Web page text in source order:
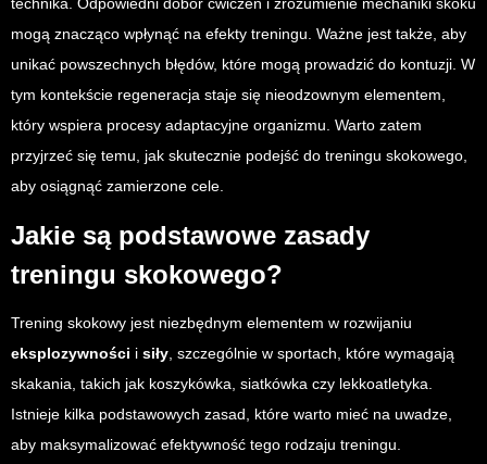
mogą znacząco wpłynąć na efekty treningu. Ważne jest także, aby
unikać powszechnych błędów, które mogą prowadzić do kontuzji. W
tym kontekście regeneracja staje się nieodzownym elementem,
który wspiera procesy adaptacyjne organizmu. Warto zatem
przyjrzeć się temu, jak skutecznie podejść do treningu skokowego,
aby osiągnąć zamierzone cele.
Jakie są podstawowe zasady
treningu skokowego?
Trening skokowy jest niezbędnym elementem w rozwijaniu
eksplozywności i siły , szczególnie w sportach, które wymagają
skakania, takich jak koszykówka, siatkówka czy lekkoatletyka.
Istnieje kilka podstawowych zasad, które warto mieć na uwadze,
aby maksymalizować efektywność tego rodzaju treningu.